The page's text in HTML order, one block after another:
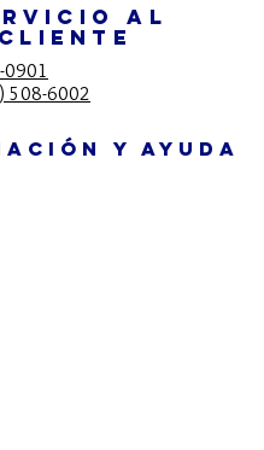
AL
CLIENTE
508-6002
Y AYUDA